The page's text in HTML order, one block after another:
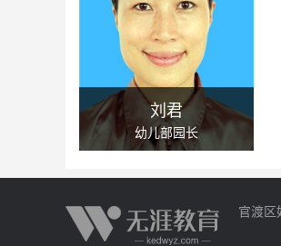
深圳市宝安区中英公学国际高中
当前，深圳市宝安区中英公学
深圳市宝安区中英公学通过哪些
深圳市宝安区中英公学通过课
的切磋、社会资源的亲密接触培
深圳市宝安区中英公学有什么
深圳市宝安区中英公学拥有国
刘君
幼儿部园长
幼儿部园长 官渡区